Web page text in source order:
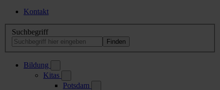
Kontakt
Suchbegriff
Bildung
Kitas
Potsdam